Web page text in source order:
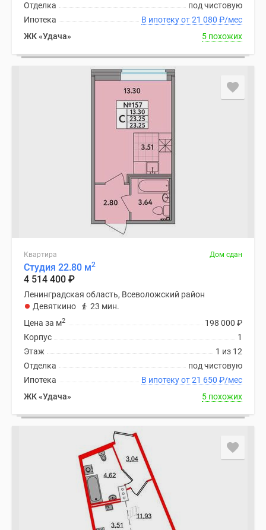
под чистовую
Отделка
В ипотеку от 21 080 ₽/мес
Ипотека
ЖК «Удача»
5 похожих
Квартира Дом сдан
Студия 22.80 м2
4 514 400 ₽
Ленинградская область, Всеволожский район
Девяткино
23 мин.
198 000 ₽
Цена за м2
1
Корпус
1 из 12
Этаж
под чистовую
Отделка
В ипотеку от 21 650 ₽/мес
Ипотека
ЖК «Удача»
5 похожих